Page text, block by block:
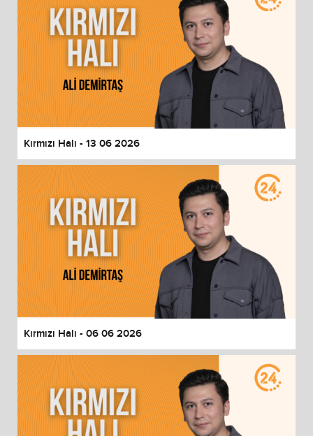
Kırmızı Halı - 13 06 2026
Kırmızı Halı - 06 06 2026